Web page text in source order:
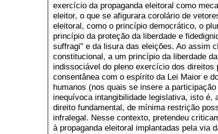
exercício da propaganda eleitoral como
eleitor, o que se afigurara corolário de
eleitoral, como o princípio democrático, o
princípio da proteção da liberdade e
suffragi” e da lisura das eleições. Ao assim
constitucional, a um princípio da liberdade
indissociável do pleno exercício dos
consentânea com o espírito da Lei Maior e
humanos (nos quais se insere a
inequívoca intangibilidade legislativa, isto é,
direito fundamental, de mínima restrição
infralegal. Nesse contexto, pretendeu
à propaganda eleitoral implantadas pela via